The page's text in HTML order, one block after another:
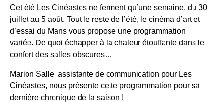
Cet été Les Cinéastes ne ferment qu’une semaine, du 30
juillet au 5 août. Tout le reste de l’été, le cinéma d’art et
d’essai du Mans vous propose une programmation
variée. De quoi échapper à la chaleur étouffante dans le
confort des salles obscures…
Marion Salle, assistante de communication pour Les
Cinéastes, nous présente cette programmation pour sa
dernière chronique de la saison !